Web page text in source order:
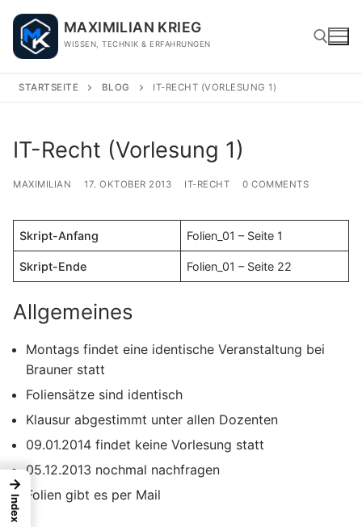
content
MAXIMILIAN KRIEG
WISSEN, TECHNIK & ERFAHRUNGEN
STARTSEITE BLOG IT-RECHT (VORLESUNG 1)
IT-Recht (Vorlesung 1)
MAXIMILIAN 17. OKTOBER 2013 IT-RECHT 0 COMMENTS
Skript-Anfang Folien_01 – Seite 1
Skript-Ende Folien_01 – Seite 22
Allgemeines
Montags findet eine identische Veranstaltung bei
Brauner statt
Foliensätze sind identisch
Klausur abgestimmt unter allen Dozenten
09.01.2014 findet keine Vorlesung statt
05.12.2013 nochmal nachfragen
Folien gibt es per Mail
→
Index